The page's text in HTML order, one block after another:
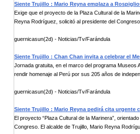
Siente Trujillo : Mario Reyna emplaza a
Exige que el proyecto de la Plaza Cultural de la
Reyna Rodríguez, solicitó al presidente del Congreso
guernicasun(2d) - Noticias/Tv/Farándula
Siente Trujillo : Chan Chan invita a celebrar el
Jornada gratuita, en el marco del programa Museos
rendir homenaje al Perú por sus 205 años de
guernicasun(2d) - Noticias/Tv/Farándula
Siente Trujillo : Mario Reyna pedirá cita urgente
El proyecto “Plaza Cultural de la Marinera”,
Congreso. El alcalde de Trujillo, Mario Reyna